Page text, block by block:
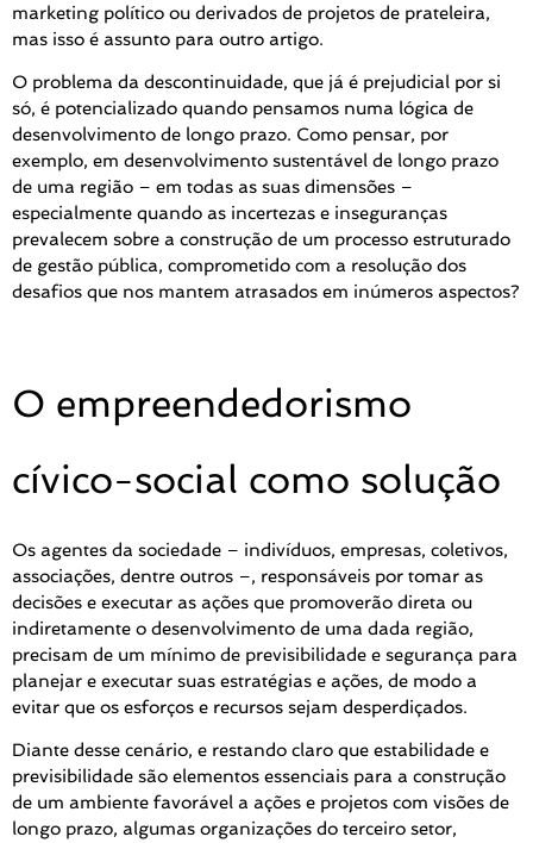
marketing político ou derivados de projetos de prateleira,
mas isso é assunto para outro artigo.
O problema da descontinuidade, que já é prejudicial por si
só, é potencializado quando pensamos numa lógica de
desenvolvimento de longo prazo. Como pensar, por
exemplo, em desenvolvimento sustentável de longo prazo
de uma região – em todas as suas dimensões –
especialmente quando as incertezas e inseguranças
prevalecem sobre a construção de um processo estruturado
de gestão pública, comprometido com a resolução dos
desafios que nos mantem atrasados em inúmeros aspectos?
O empreendedorismo
cívico-social como solução
Os agentes da sociedade – indivíduos, empresas, coletivos,
associações, dentre outros –, responsáveis por tomar as
decisões e executar as ações que promoverão direta ou
indiretamente o desenvolvimento de uma dada região,
precisam de um mínimo de previsibilidade e segurança para
planejar e executar suas estratégias e ações, de modo a
evitar que os esforços e recursos sejam desperdiçados.
Diante desse cenário, e restando claro que estabilidade e
previsibilidade são elementos essenciais para a construção
de um ambiente favorável a ações e projetos com visões de
longo prazo, algumas organizações do terceiro setor,